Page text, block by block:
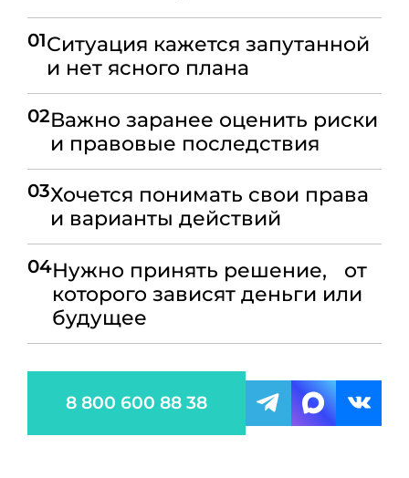
01Ситуация кажется запутанной
и нет ясного плана
02Важно заранее оценить риски
и правовые последствия
03Хочется понимать свои права
и варианты действий
04Нужно принять решение, от
которого зависят деньги или
будущее
8 800 600 88 38